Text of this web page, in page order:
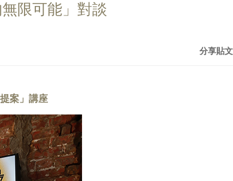
無限可能」對談
分享貼
案」講座